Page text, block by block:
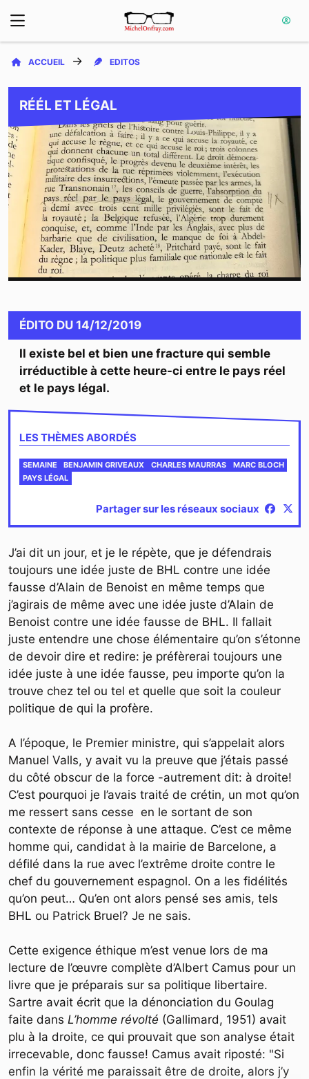
ACCUEIL EDITOS
RÉÉL ET LÉGAL
ÉDITO DU 14/12/2019
Il existe bel et bien une fracture qui semble
irréductible à cette heure-ci entre le pays réel
et le pays légal.
LES THÈMES ABORDÉS
SEMAINE BENJAMIN GRIVEAUX CHARLES MAURRAS
MARC BLOCH
PAYS LÉGAL
Partager sur les réseaux sociaux
J’ai dit un jour, et je le répète, que je défendrais
toujours une idée juste de BHL contre une idée
fausse d’Alain de Benoist en même temps que
j’agirais de même avec une idée juste d’Alain de
Benoist contre une idée fausse de BHL. Il fallait
juste entendre une chose élémentaire qu’on s’étonne
de devoir dire et redire: je préfèrerai toujours une
idée juste à une idée fausse, peu importe qu’on la
trouve chez tel ou tel et quelle que soit la couleur
politique de qui la profère.
A l’époque, le Premier ministre, qui s’appelait alors
Manuel Valls, y avait vu la preuve que j’étais passé
du côté obscur de la force -autrement dit: à droite!
C’est pourquoi je l’avais traité de crétin, un mot qu’on
me ressert sans cesse en le sortant de son
contexte de réponse à une attaque. C’est ce même
homme qui, candidat à la mairie de Barcelone, a
défilé dans la rue avec l’extrême droite contre le
chef du gouvernement espagnol. On a les fidélités
qu’on peut… Qu’en ont alors pensé ses amis, tels
BHL ou Patrick Bruel? Je ne sais.
Cette exigence éthique m’est venue lors de ma
lecture de l’œuvre complète d’Albert Camus pour un
livre que je préparais sur sa politique libertaire.
Sartre avait écrit que la dénonciation du Goulag
faite dans L’homme révolté (Gallimard, 1951) avait
plu à la droite, ce qui prouvait que son analyse était
irrecevable, donc fausse! Camus avait riposté: "Si
enfin la vérité me paraissait être de droite, alors j’y